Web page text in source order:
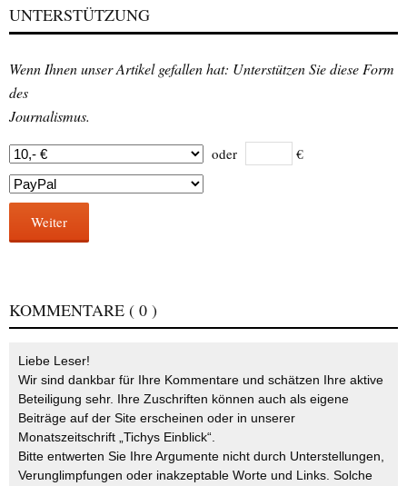
UNTERSTÜTZUNG
Wenn Ihnen unser Artikel gefallen hat: Unterstützen Sie diese Form
des
Journalismus.
oder €
Weiter
KOMMENTARE ( 0 )
Liebe Leser!
Wir sind dankbar für Ihre Kommentare und schätzen Ihre aktive
Beteiligung sehr. Ihre Zuschriften können auch als eigene
Beiträge auf der Site erscheinen oder in unserer
Monatszeitschrift „Tichys Einblick“.
Bitte entwerten Sie Ihre Argumente nicht durch Unterstellungen,
Verunglimpfungen oder inakzeptable Worte und Links. Solche